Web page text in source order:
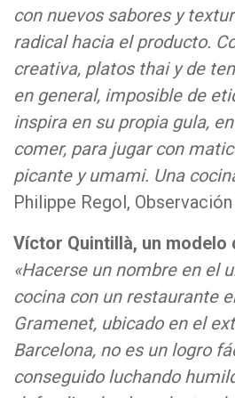
con nuevos sabores y
radical hacia el producto.
creativa, platos thai y de
en general, imposible de
inspira en su propia gula,
comer, para jugar con
picante y umami. Una
Philippe Regol,
Víctor Quintillà, un modelo
«Hacerse un nombre en el
cocina con un restaurante
Gramenet, ubicado en el
Barcelona, no es un logro
conseguido luchando